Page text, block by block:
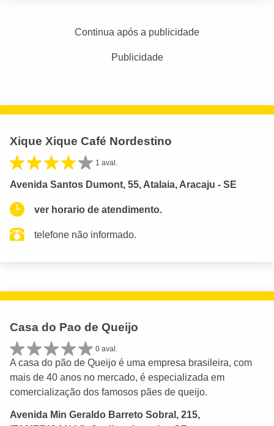
Continua após a publicidade
Publicidade
Xique Xique Café Nordestino
1 aval.
Avenida Santos Dumont, 55, Atalaia, Aracaju - SE
ver horario de atendimento.
telefone não informado.
Casa do Pao de Queijo
0 aval.
A casa do pão de Queijo é uma empresa brasileira, com
mais de 40 anos no mercado, é especializada em
comercialização dos famosos pães de queijo.
Avenida Min Geraldo Barreto Sobral, 215,